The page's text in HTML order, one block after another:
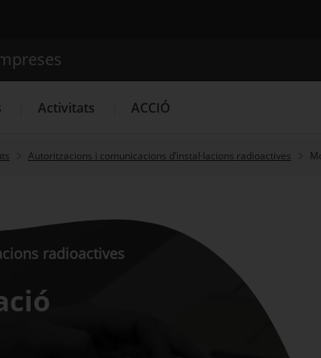
Cercador
Activitats ACCIÓ
Autoritzacions i comunicacions d’instal·lacions radioactives
radioactives